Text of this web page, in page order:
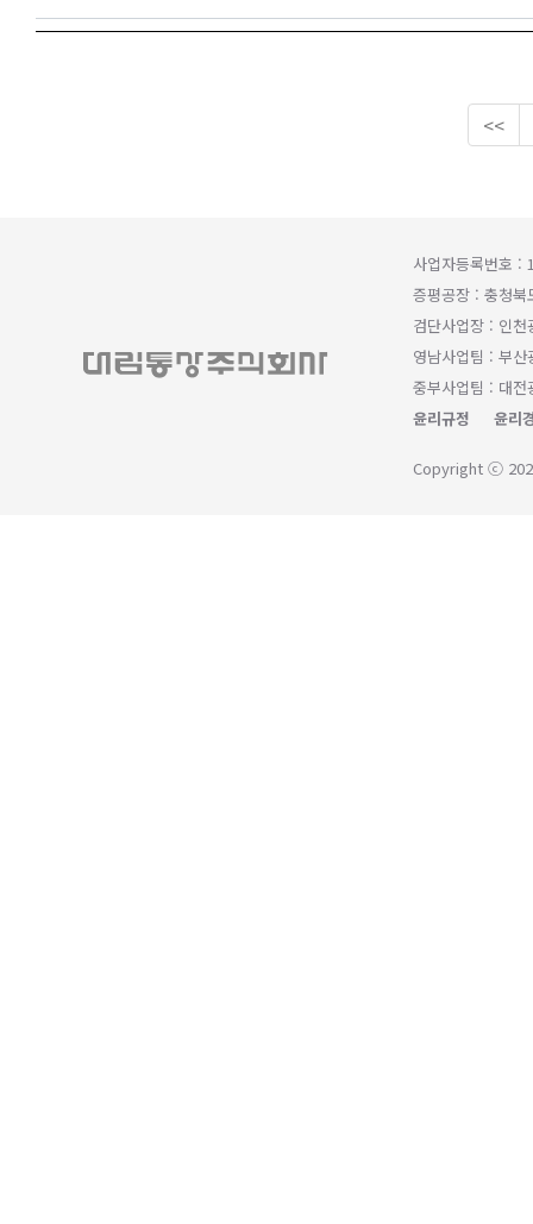
<<
사업자등록번호 :
증평공장 : 충청
검단사업장 : 인
영남사업팀 : 부
중부사업팀 : 대
윤리규정
윤리
Copyright ⓒ